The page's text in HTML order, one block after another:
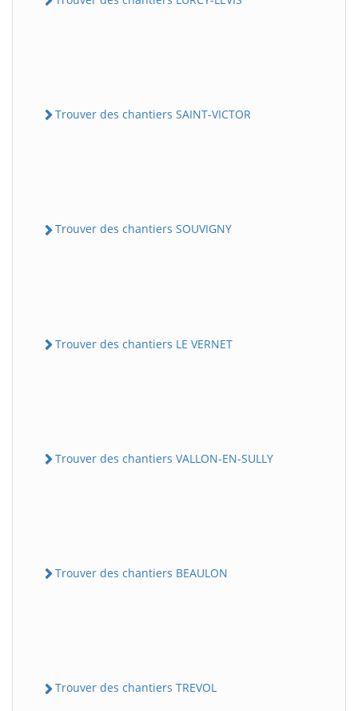
Trouver des chantiers SAINT-VICTOR
Trouver des chantiers SOUVIGNY
Trouver des chantiers LE VERNET
Trouver des chantiers VALLON-EN-SULLY
Trouver des chantiers BEAULON
Trouver des chantiers TREVOL